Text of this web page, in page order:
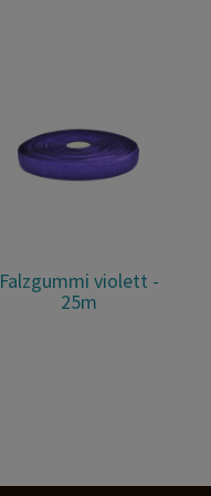
Falzgummi violett -
25m